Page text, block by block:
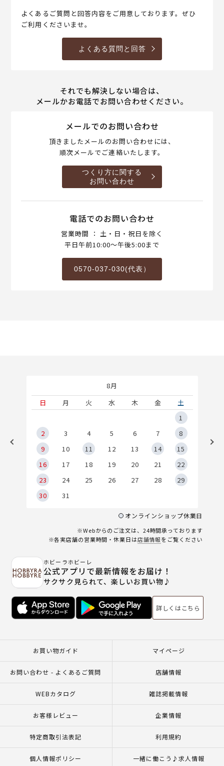
よくあるご質問と回答内容をご用意しております。ぜひ
ご利用くださいませ。
よくある質問と回答
それでも解決しない場合は、
メールかお電話でお問い合わせください。
メールでのお問い合わせ
頂きましたメールのお問い合わせには、
順次メールでご連絡いたします。
つくり方に関する
お問い合わせ
電話でのお問い合わせ
営業時間 ： 土・日・祝日を除く
平日午前10:00～午後5:00まで
0570-037-030(代表）
8月
日
月 火 水 木 金
土
1
2
3 4 5 6 7
8
9
10 11 12 13 14
15
16
17 18 19 20 21
22
23
24 25 26 27 28
29
30
31
オンラインショップ休業日
※Webからのご注文は、24時間承っております
※各実店舗の営業時間・休業日は店舗情報をご覧ください
ホビーラホビーレ
公式アプリで最新情報をお届け！
サクサク見られて、楽しいお買い物♪
詳しくはこちら
お買い物ガイド マイページ
お問い合わせ - よくあるご質問 店舗情報
WEBカタログ 雑誌掲載情報
お客様レビュー 企業情報
特定商取引法表記 利用規約
個人情報ポリシー 一緒に働こう♪求人情報